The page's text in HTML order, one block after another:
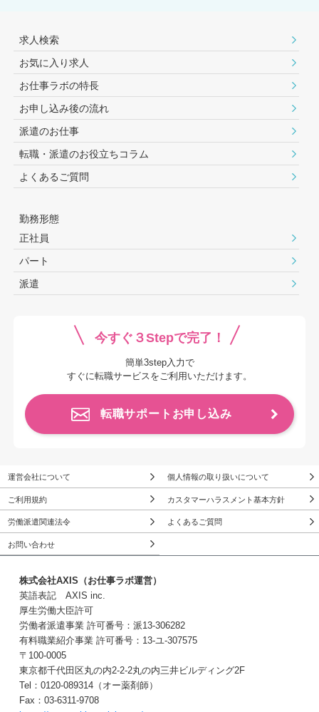
求人検索
お気に入り求人
お仕事ラボの特長
お申し込み後の流れ
派遣のお仕事
転職・派遣のお役⽴ちコラム
よくあるご質問
勤務形態
正社員
パート
派遣
今すぐ３Stepで完了！
簡単3step入力で
すぐに転職サービスをご利用いただけます。
転職サポートお申し込み
運営会社について 個人情報の取り扱いについて
ご利用規約 カスタマーハラスメント基本方針
労働派遣関連法令 よくあるご質問
お問い合わせ
株式会社AXIS（お仕事ラボ運営）
英語表記 AXIS inc.
厚生労働大臣許可
労働者派遣事業 許可番号：派13-306282
有料職業紹介事業 許可番号：13-ユ-307575
〒100-0005
東京都千代田区丸の内2-2-2丸の内三井ビルディング2F
Tel：0120-089314（オー薬剤師）
Fax：03-6311-9708